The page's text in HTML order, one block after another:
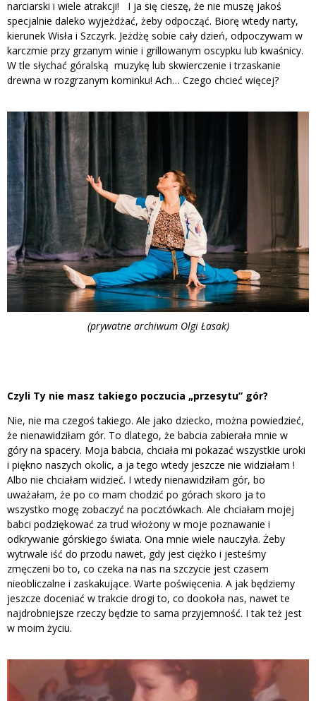
narciarski i wiele atrakcji! I ja się cieszę, że nie muszę jakoś
specjalnie daleko wyjeżdżać, żeby odpocząć. Biorę wtedy narty,
kierunek Wisła i Szczyrk. Jeżdżę sobie cały dzień, odpoczywam w
karczmie przy grzanym winie i grillowanym oscypku lub kwaśnicy.
W tle słychać góralską muzykę lub skwierczenie i trzaskanie
drewna w rozgrzanym kominku! Ach… Czego chcieć więcej?
(prywatne archiwum Olgi Łasak)
Czyli Ty nie masz takiego poczucia „przesytu” gór?
Nie, nie ma czegoś takiego. Ale jako dziecko, można powiedzieć,
że nienawidziłam gór. To dlatego, że babcia zabierała mnie w
góry na spacery. Moja babcia, chciała mi pokazać wszystkie uroki
i piękno naszych okolic, a ja tego wtedy jeszcze nie widziałam !
Albo nie chciałam widzieć. I wtedy nienawidziłam gór, bo
uważałam, że po co mam chodzić po górach skoro ja to
wszystko mogę zobaczyć na pocztówkach. Ale chciałam mojej
babci podziękować za trud włożony w moje poznawanie i
odkrywanie górskiego świata. Ona mnie wiele nauczyła. Żeby
wytrwale iść do przodu nawet, gdy jest ciężko i jesteśmy
zmęczeni bo to, co czeka na nas na szczycie jest czasem
nieobliczalne i zaskakujące. Warte poświęcenia. A jak będziemy
jeszcze doceniać w trakcie drogi to, co dookoła nas, nawet te
najdrobniejsze rzeczy będzie to sama przyjemność. I tak też jest
w moim życiu.